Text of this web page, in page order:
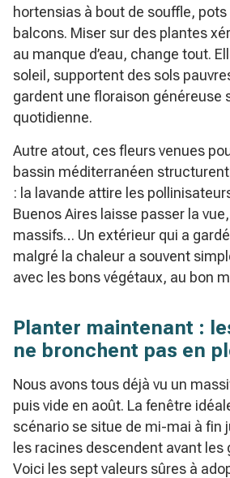
hortensias à bout de souffle,
balcons. Miser sur des plantes
au manque d’eau, change tout.
soleil, supportent des sols
gardent une floraison généreuse
quotidienne.
Autre atout, ces fleurs venues
bassin méditerranéen structurent
: la lavande attire les
Buenos Aires laisse passer la
massifs… Un extérieur qui a
malgré la chaleur a souvent
avec les bons végétaux, au bon
Planter maintenant :
ne bronchent pas en
Nous avons tous déjà vu un
puis vide en août. La fenêtre
scénario se situe de mi-mai à fin
les racines descendent avant les
Voici les sept valeurs sûres à